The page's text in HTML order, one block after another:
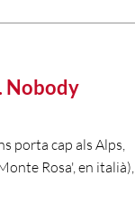
Nobody
porta cap als Alps,
Rosa', en italià),